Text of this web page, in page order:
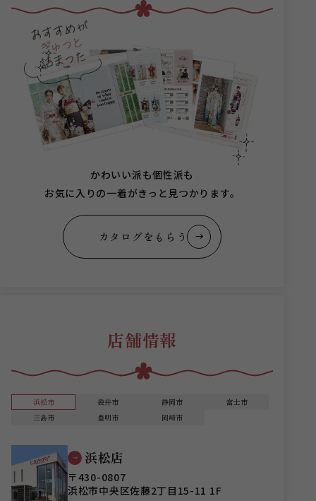
かわいい派も個性派も
お気に入りの一着がきっと見つかります。
カタログをもらう
店舗情報
浜松市 袋井市 静岡市
富士市
三島市
豊明市 岡崎市
浜松店
〒430-0807
浜松市中央区佐藤2丁目15-11 1F